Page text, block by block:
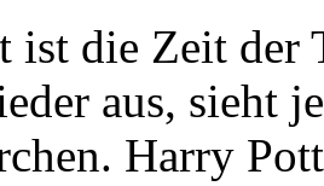
ist die Zeit der
aus, sieht
Harry